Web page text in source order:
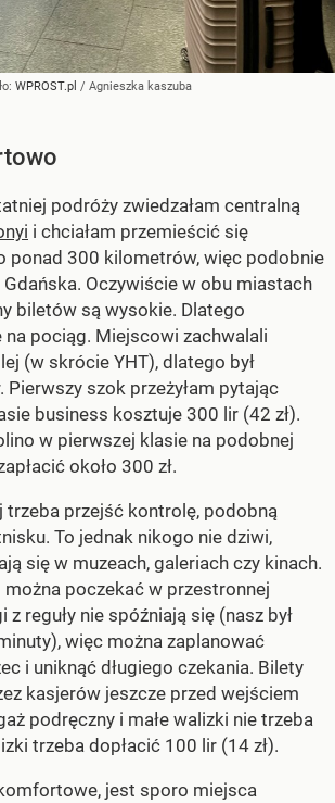
WPROST.pl / Agnieszka kaszuba
podróży zwiedzałam centralną
i chciałam przemieścić się
ponad 300 kilometrów, więc podobnie
Oczywiście w obu miastach
biletów są wysokie. Dlatego
na pociąg. Miejscowi zachwalali
(w skrócie YHT), dlatego był
Pierwszy szok przeżyłam pytając
business kosztuje 300 lir (42 zł).
w pierwszej klasie na podobnej
około 300 zł.
trzeba przejść kontrolę, podobną
To jednak nikogo nie dziwi,
się w muzeach, galeriach czy kinach.
można poczekać w przestronnej
reguły nie spóźniają się (nasz był
więc można zaplanować
i uniknąć długiego czekania. Bilety
kasjerów jeszcze przed wejściem
podręczny i małe walizki nie trzeba
trzeba dopłacić 100 lir (14 zł).
jest sporo miejsca